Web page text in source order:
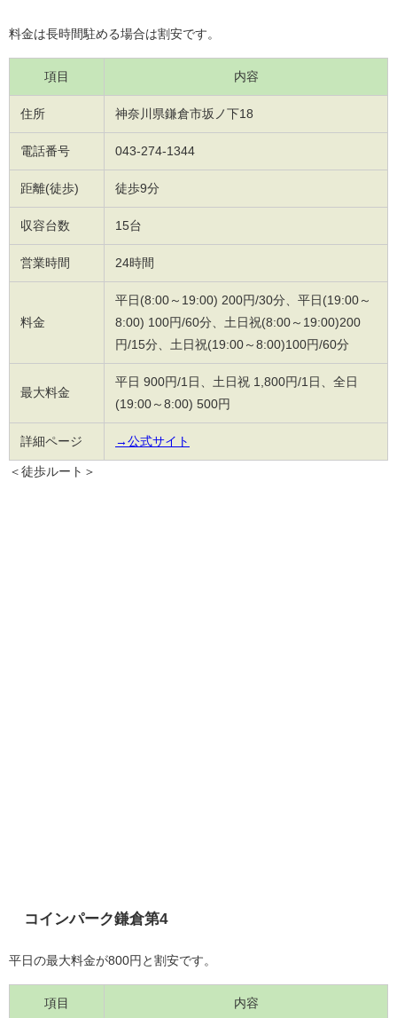
料金は長時間駐める場合は割安です。
項目 内容
住所 神奈川県鎌倉市坂ノ下18
電話番号 043-274-1344
距離(徒歩) 徒歩9分
収容台数 15台
営業時間 24時間
料金
平日(8:00～19:00) 200円/30分、平日(19:00～
8:00) 100円/60分、土日祝(8:00～19:00)200
円/15分、土日祝(19:00～8:00)100円/60分
最大料金
平日 900円/1日、土日祝 1,800円/1日、全日
(19:00～8:00) 500円
詳細ページ →公式サイト
＜徒歩ルート＞
コインパーク鎌倉第4
平日の最大料金が800円と割安です。
項目 内容